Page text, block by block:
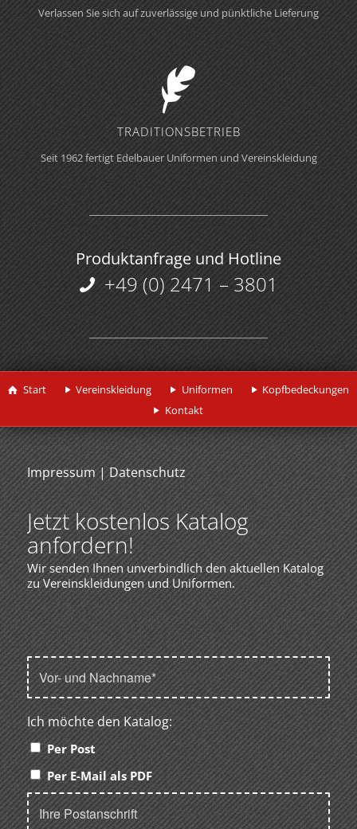
Verlassen Sie sich auf zuverlässige und pünktliche Lieferung
TRADITIONS­BETRIEB
Seit 1962 fertigt Edelbauer Uniformen und Vereinskleidung
Produktanfrage und Hotline
+49 (0) 2471 – 3801
Start Vereinskleidung Uniformen
Kopfbedeckungen
Kontakt
Impressum|Datenschutz
Jetzt kostenlos Katalog
anfordern!
Wir senden Ihnen unverbindlich den aktuellen Katalog
zu Vereinskleidungen und Uniformen.
Ich möchte den Katalog:
Per Post
Per E-Mail als PDF